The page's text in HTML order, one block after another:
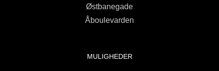
Østbanegade
Åboulevarden
MULIGHEDER